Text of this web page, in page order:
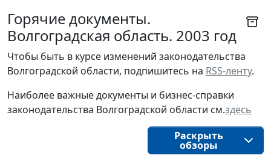
Горячие документы.
Волгоградская область. 2003 год
Чтобы быть в курсе изменений законодательства
Волгоградской области, подпишитесь на RSS-ленту.
Наиболее важные документы и бизнес-справки
законодательства Волгоградской области см.здесь
Раскрыть
обзоры